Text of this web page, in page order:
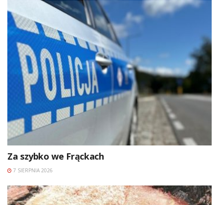
Za szybko we Frąckach
7 SIERPNIA 2026